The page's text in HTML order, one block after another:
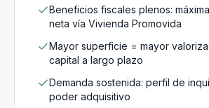
Beneficios fiscales plenos:
neta vía Vivienda Promovida
Mayor superficie = mayor
capital a largo plazo
Demanda sostenida: perfil de
poder adquisitivo